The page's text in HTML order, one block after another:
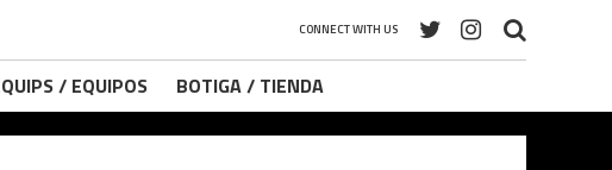
CONNECT WITH US
/ EQUIPOS BOTIGA / TIENDA